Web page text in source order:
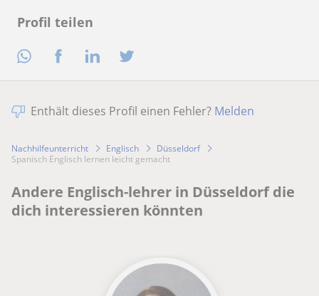
Profil teilen
Enthält dieses Profil einen Fehler? Melden
Nachhilfeunterricht Englisch
Düsseldorf
Spanisch Englisch lernen leicht gemacht
Andere Englisch-lehrer in Düsseldorf die
dich interessieren könnten